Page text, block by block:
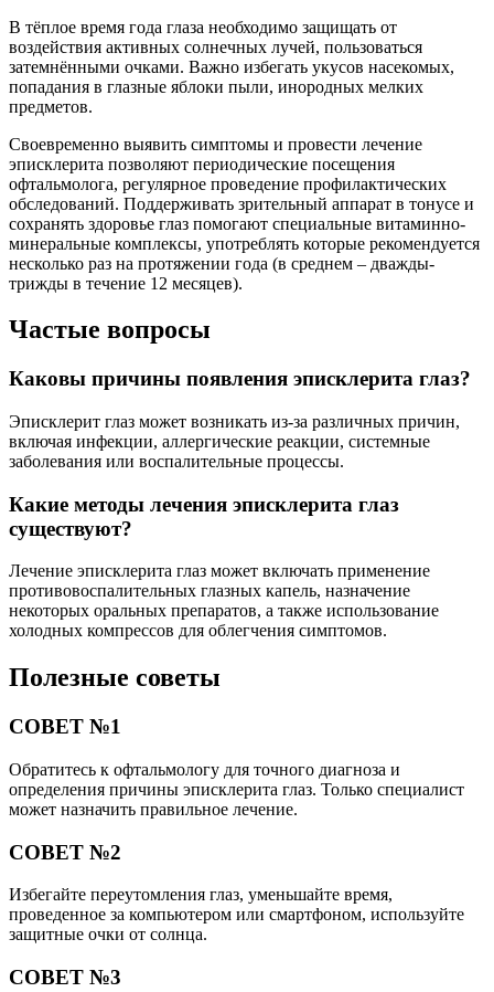
В тёплое время года глаза необходимо защищать от
воздействия активных солнечных лучей, пользоваться
затемнёнными очками. Важно избегать укусов насекомых,
попадания в глазные яблоки пыли, инородных мелких
предметов.
Своевременно выявить симптомы и провести лечение
эписклерита позволяют периодические посещения
офтальмолога, регулярное проведение профилактических
обследований. Поддерживать зрительный аппарат в тонусе и
сохранять здоровье глаз помогают специальные витаминно-
минеральные комплексы, употреблять которые рекомендуется
несколько раз на протяжении года (в среднем – дважды-
трижды в течение 12 месяцев).
Частые вопросы
Каковы причины появления эписклерита глаз?
Эписклерит глаз может возникать из-за различных причин,
включая инфекции, аллергические реакции, системные
заболевания или воспалительные процессы.
Какие методы лечения эписклерита глаз
существуют?
Лечение эписклерита глаз может включать применение
противовоспалительных глазных капель, назначение
некоторых оральных препаратов, а также использование
холодных компрессов для облегчения симптомов.
Полезные советы
СОВЕТ №1
Обратитесь к офтальмологу для точного диагноза и
определения причины эписклерита глаз. Только специалист
может назначить правильное лечение.
СОВЕТ №2
Избегайте переутомления глаз, уменьшайте время,
проведенное за компьютером или смартфоном, используйте
защитные очки от солнца.
СОВЕТ №3